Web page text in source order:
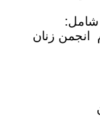
شامل:
انجمن زنان